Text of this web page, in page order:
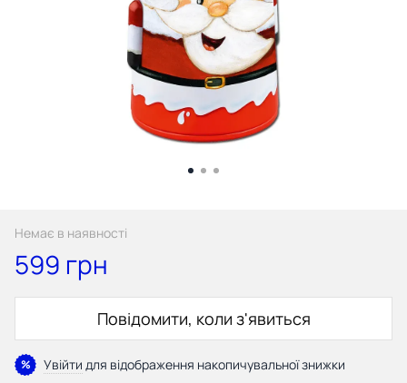
Немає в наявності
599 грн
Повідомити, коли з'явиться
% Увійти для відображення накопичувальної знижки